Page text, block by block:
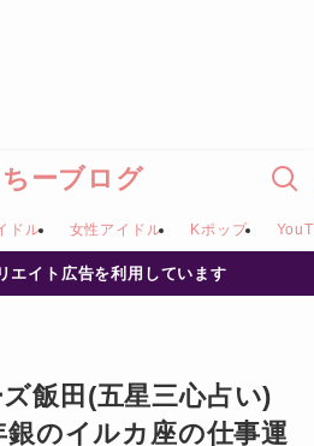
ーブログ
ドル 女性アイドル Kポップ
エイト広告を利用しています
飯田(五星三心占い)
銀のイルカ座の仕事運